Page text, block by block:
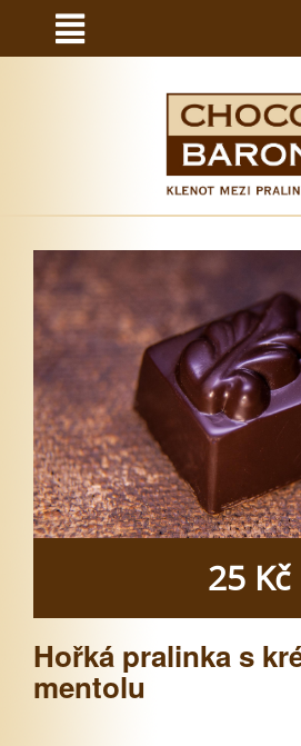
25 Kč
Hořká pralinka s
mentolu